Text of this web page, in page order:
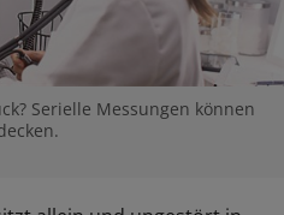
Serielle Messungen können